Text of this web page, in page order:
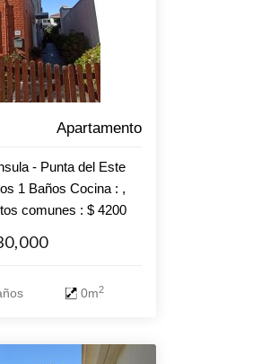
Apartamento
- Punta del Este
1 Baños Cocina : ,
comunes : $ 4200
asesores.
0m2